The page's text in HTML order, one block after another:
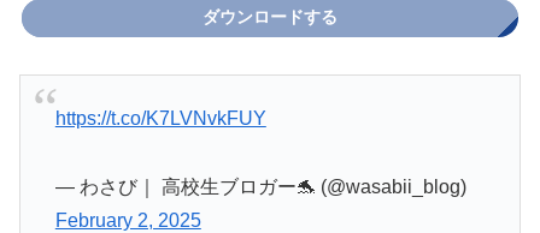
ダウンロードする
https://t.co/K7LVNvkFUY
— わさび｜ 高校生ブロガー🐬 (@wasabii_blog)
February 2, 2025